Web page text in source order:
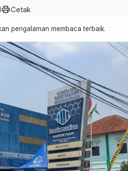
printCetak
pengalaman membaca terbaik.